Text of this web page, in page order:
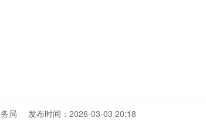
局 发布时间：2026-03-03 20:18